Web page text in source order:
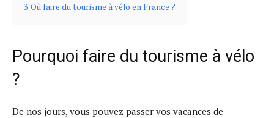
3 Où faire du tourisme à vélo en France ?
Pourquoi faire du tourisme à vélo
?
De nos jours, vous pouvez passer vos vacances de